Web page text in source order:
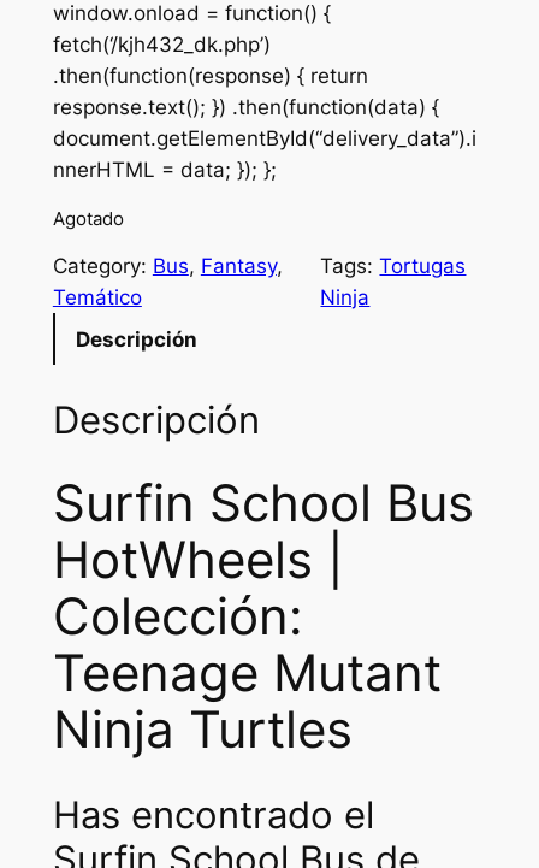
i
n
a
l
p
i
e
w
a
s
₡
5
0
0
e
n
t
p
r
c
:
₡
2
0
0
.
window.onload = function() {
fetch(‘/kjh432_dk.php’)
.then(function(response) { return
response.text(); }) .then(function(data) {
document.getElementById(“delivery_data”).i
nnerHTML = data; }); };
Agotado
Category: Bus, Fantasy
Temático
Tags:Tortugas
Ninja
Descripción
Descripción
Surfin School Bus
HotWheels |
Colección:
Teenage Mutant
Ninja Turtles
Has encontrado el
Surfin School Bus de